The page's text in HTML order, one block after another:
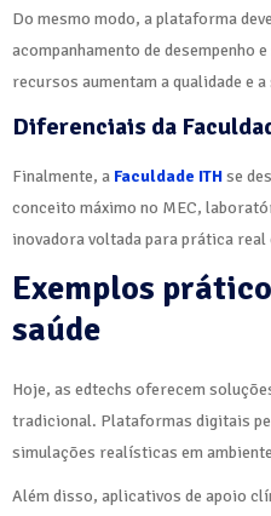
Do mesmo modo, a plataforma
acompanhamento de desempenho
recursos aumentam a qualidade e
Diferenciais da
Finalmente, a Faculdade ITHse
conceito máximo no MEC,
inovadora voltada para prática
Exemplos
saúde
Hoje, as edtechs oferecem
tradicional. Plataformas digitais
simulações realísticas em
Além disso, aplicativos de apoio